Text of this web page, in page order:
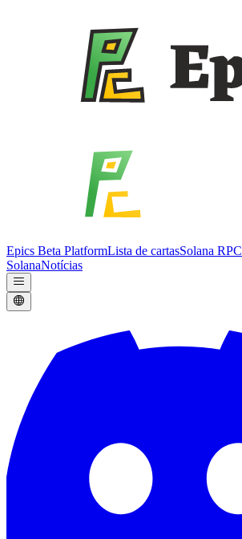
Epics Beta PlatformLista de cartasSolana RPC
SolanaNotícias